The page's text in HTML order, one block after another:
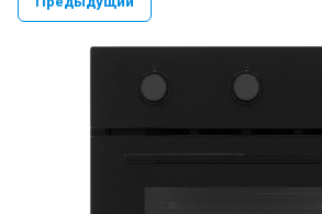
PAULMARK VELLO YUMI LASSAN
PAULMARK NEXT UN
Paulmark Презентация Мойка+коландер